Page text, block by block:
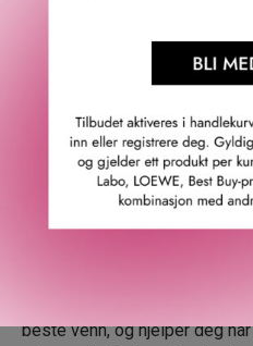
inn i hårbarken for å gi
ut, støtte skadede
Ved hjelp av vår
hårets bindinger, drevet av
proteiner – chiafrøekstrakt
Replenicore-5, vil du oppleve
skader* og opptil 72%
beste venn, og hjelper deg